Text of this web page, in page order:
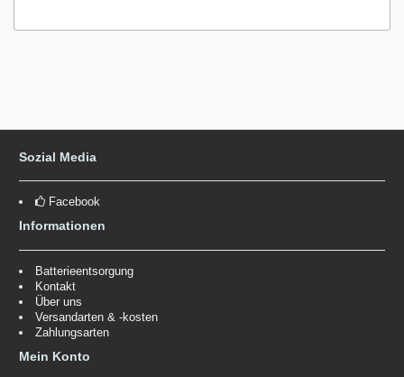
Sozial Media
Facebook
Informationen
Batterieentsorgung
Kontakt
Über uns
Versandarten & -kosten
Zahlungsarten
Mein Konto